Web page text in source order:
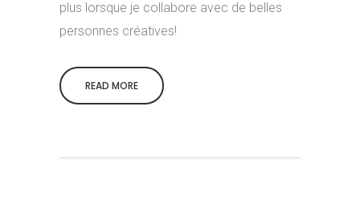
plus lorsque je collabore avec de belles
personnes créatives!
READ MORE